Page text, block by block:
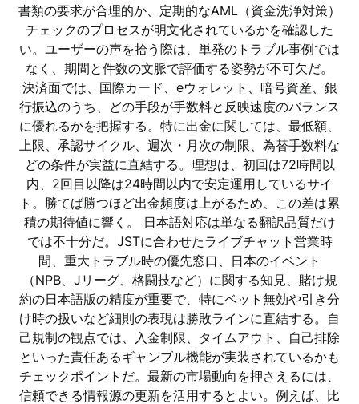
書類の要求が合理的か、定期的なAML（資金洗浄対策）
チェックのプロセスが明文化されているかを確認した
い。ユーザーの声を拾う際は、単発のトラブル事例では
なく、期間と件数の文脈で評価する姿勢が不可欠だ。
決済面では、国際カード、eウォレット、暗号資産、銀
行振込のうち、どの手段が手数料と反映速度のバランス
に優れるかを把握する。特に出金に関しては、最低額、
上限、承認サイクル、週次・月次の制限、為替手数料な
どの条件が実益に直結する。理想は、初回は72時間以
内、2回目以降は24時間以内で安定運用しているサイ
ト。勝てば勝つほど出金頻度は上がるため、この差は累
積の期待値に響く。 日本語対応は単なる翻訳品質だけ
では不十分だ。JSTに合わせたライブチャット営業時
間、重大トラブル時の優先窓口、日本のイベント
（NPB、Jリーグ、格闘技など）に関する知見、賭け規
約の日本語版の精度が重要で、特にベット無効や引き分
け時の扱いなど細則の表現は勝敗ラインに直結する。自
己規制の観点では、入金制限、タイムアウト、自己排除
といった責任あるギャンブル機能が実装されているかも
チェックポイントだ。最新の市場動向を押さえるには、
信頼できる情報源の更新を活用するとよい。例えば、比